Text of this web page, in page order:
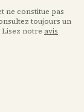
ne constitue pas
toujours un
Lisez notre avis